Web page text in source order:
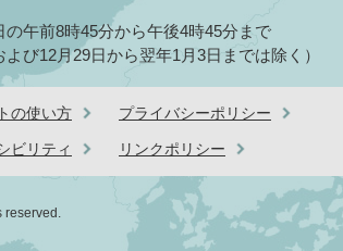
の午前8時45分から午後4時45分まで
よび12月29日から翌年1月3日までは除く）
の使い方 プライバシーポリシー
ビリティ リンクポリシー
reserved.